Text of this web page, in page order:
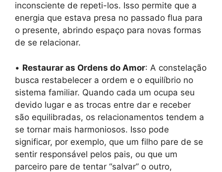
inconsciente de repeti-los. Isso permite que a
energia que estava presa no passado flua para
o presente, abrindo espaço para novas formas
de se relacionar.
• Restaurar as Ordens do Amor: A constelação
busca restabelecer a ordem e o equilíbrio no
sistema familiar. Quando cada um ocupa seu
devido lugar e as trocas entre dar e receber
são equilibradas, os relacionamentos tendem a
se tornar mais harmoniosos. Isso pode
significar, por exemplo, que um filho pare de se
sentir responsável pelos pais, ou que um
parceiro pare de tentar “salvar” o outro,